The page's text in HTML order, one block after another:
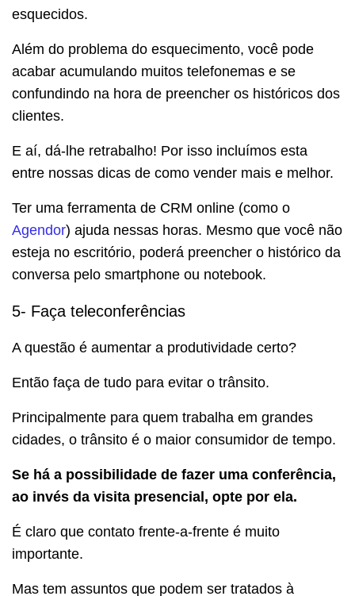
esquecidos.
Além do problema do esquecimento, você pode
acabar acumulando muitos telefonemas e se
confundindo na hora de preencher os históricos dos
clientes.
E aí, dá-lhe retrabalho! Por isso incluímos esta
entre nossas dicas de como vender mais e melhor.
Ter uma ferramenta de CRM online (como o
Agendor) ajuda nessas horas. Mesmo que você não
esteja no escritório, poderá preencher o histórico da
conversa pelo smartphone ou notebook.
5- Faça teleconferências
A questão é aumentar a produtividade certo?
Então faça de tudo para evitar o trânsito.
Principalmente para quem trabalha em grandes
cidades, o trânsito é o maior consumidor de tempo.
Se há a possibilidade de fazer uma conferência,
ao invés da visita presencial, opte por ela.
É claro que contato frente-a-frente é muito
importante.
Mas tem assuntos que podem ser tratados à